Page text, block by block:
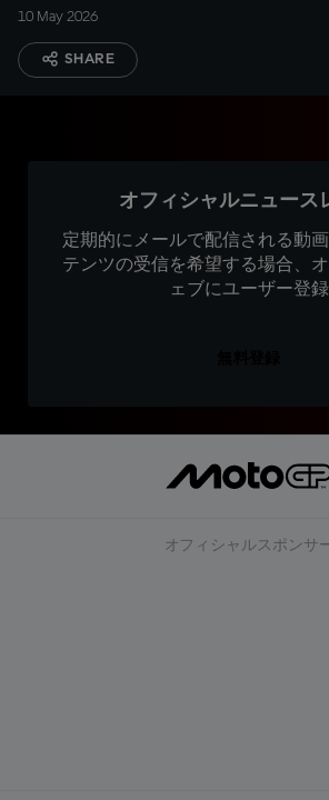
10 May 2026
SHARE
オフィシャルニュース
定期的にメールで配信される動
テンツの受信を希望する場合、
ェブにユーザー登録
オフィシャルスポンサ